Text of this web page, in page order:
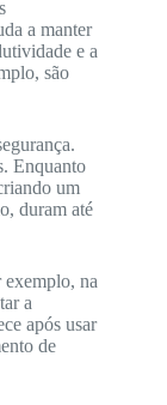
a manter
e a
são
Enquanto
um
duram até
exemplo, na
a
após usar
de